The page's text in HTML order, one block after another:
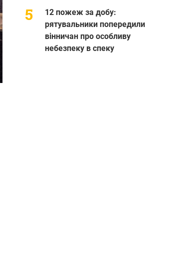
12 пожеж за добу:
рятувальники попередили
вінничан про особливу
небезпеку в спеку